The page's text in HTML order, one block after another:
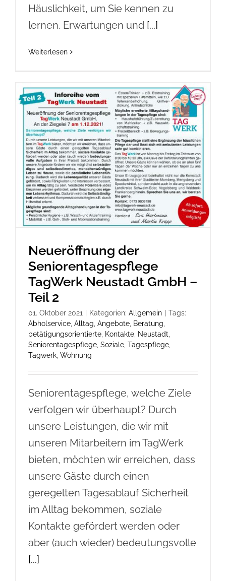
Häuslichkeit, um Sie kennen zu
lernen. Erwartungen und [...]
Weiterlesen
Neueröffnung der
Seniorentagespflege
TagWerk Neustadt GmbH –
Teil 2
01. Oktober 2021 | Kategorien: Allgemein | Tags:
Abholservice Alltag Angebote Beratung
betätigungsorientierte Kontakte Neustadt
Seniorentagespflege Soziale Tagespflege
Tagwerk Wohnung
Seniorentagespflege, welche Ziele
verfolgen wir überhaupt? Durch
unsere Leistungen, die wir mit
unseren Mitarbeitern im TagWerk
bieten, möchten wir erreichen, dass
unsere Gäste durch einen
geregelten Tagesablauf Sicherheit
im Alltag bekommen, soziale
Kontakte gefördert werden oder
aber (auch wieder) bedeutungsvolle
[...]